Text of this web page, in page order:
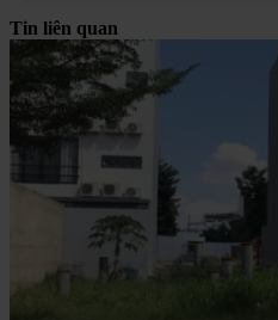
Tin liên quan